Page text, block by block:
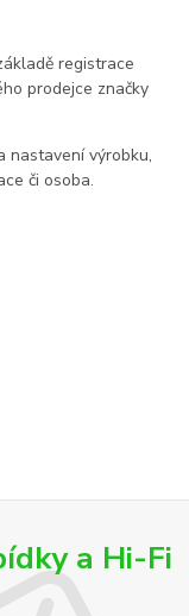
registrace
prodejce značky
nastavení výrobku,
či osoba.
a Hi-Fi